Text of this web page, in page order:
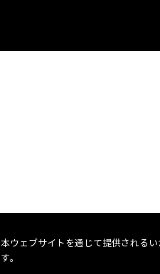
本ウェブサイトを通じて提供される
す。